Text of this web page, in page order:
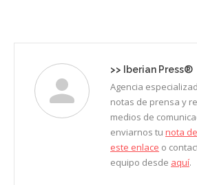
Facebook
X
LinkedIn
>> Iberian Press®
Agencia
notas de prensa y
medios de
enviarnos tu nota
este enlace o
equipo desde aquí.